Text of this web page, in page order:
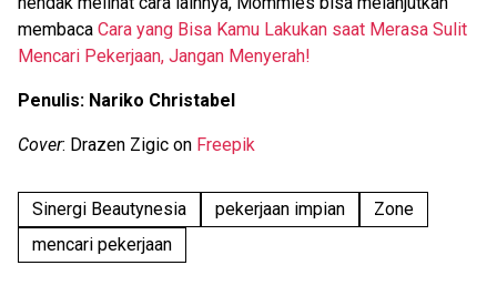
membaca Cara yang Bisa Kamu Lakukan saat Merasa Sulit
Mencari Pekerjaan, Jangan Menyerah!
Penulis: Nariko Christabel
Cover: Drazen Zigic on Freepik
Sinergi Beautynesia pekerjaan impian
Zone
mencari pekerjaan